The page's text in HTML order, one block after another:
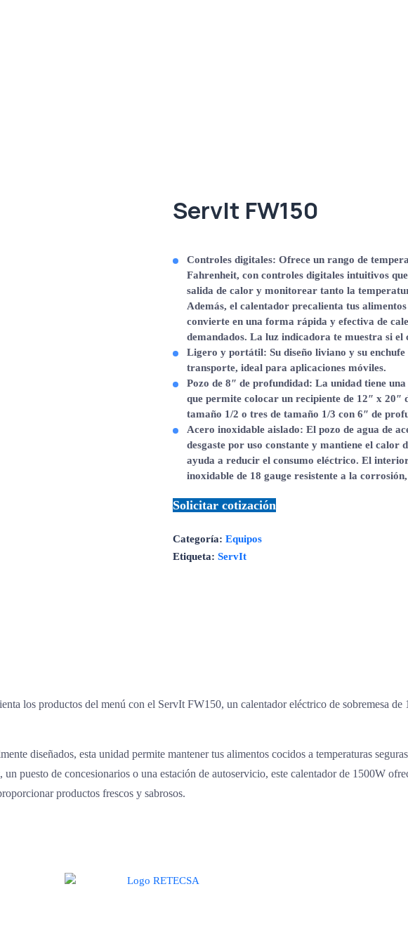
ServIt FW150
Controles digitales: Ofrece un rango de
Fahrenheit, con controles digitales intuitivos
salida de calor y monitorear tanto la
Además, el calentador precalienta tus
convierte en una forma rápida y efectiva de
demandados. La luz indicadora te muestra si el
Ligero y portátil: Su diseño liviano y su
transporte, ideal para aplicaciones móviles.
Pozo de 8″ de profundidad: La unidad tiene
que permite colocar un recipiente de 12″ x 20″
tamaño 1/2 o tres de tamaño 1/3 con 6″ de
Acero inoxidable aislado: El pozo de agua de
desgaste por uso constante y mantiene el calor
ayuda a reducir el consumo eléctrico. El
inoxidable de 18 gauge resistente a la
Solicitar cotización
Categoría:Equipos
Etiqueta:ServIt
los productos del menú con el ServIt FW150, un calentador eléctrico de sobremesa de
diseñados, esta unidad permite mantener tus alimentos cocidos a temperaturas
puesto de concesionarios o una estación de autoservicio, este calentador de 1500W
productos frescos y sabrosos.